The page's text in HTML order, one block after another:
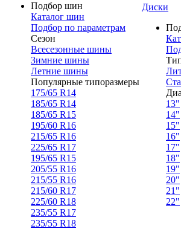
Подбор шин
Каталог шин
Подбор по параметрам
Сезон
Всесезонные шины
Зимние шины
Летние шины
Популярные типоразмеры
175/65 R14
185/65 R14
185/65 R15
195/60 R16
215/65 R16
225/65 R17
195/65 R15
205/55 R16
215/55 R16
215/60 R17
225/60 R18
235/55 R17
235/55 R18
Диски
13"
14"
15"
16"
17"
18"
19"
20"
21"
22"